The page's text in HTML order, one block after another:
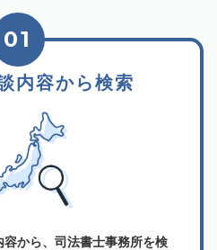
内容から検索
01
から、司法書士事務所を検